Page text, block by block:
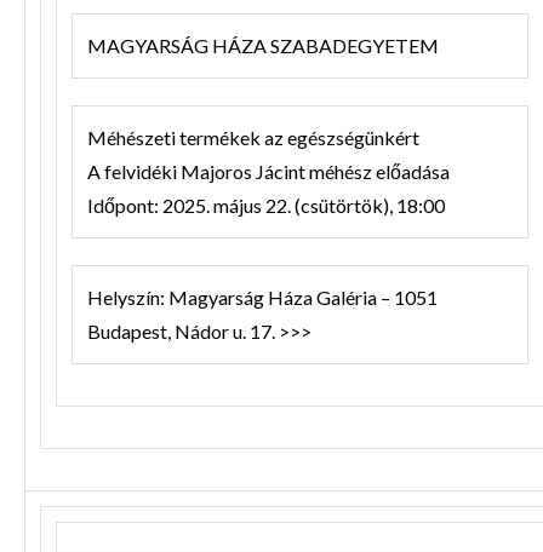
MAGYARSÁG HÁZA SZABADEGYETEM
Méhészeti termékek az egészségünkért
A felvidéki Majoros Jácint méhész előadása
Időpont: 2025. május 22. (csütörtök), 18:00
Helyszín: Magyarság Háza Galéria – 1051
Budapest, Nádor u. 17. >>>